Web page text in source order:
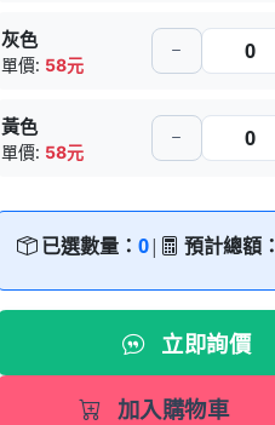
灰色
單價: 58元
黃色
單價: 58元
已選數量：0| 預計總額：
立即詢價
加入購物車